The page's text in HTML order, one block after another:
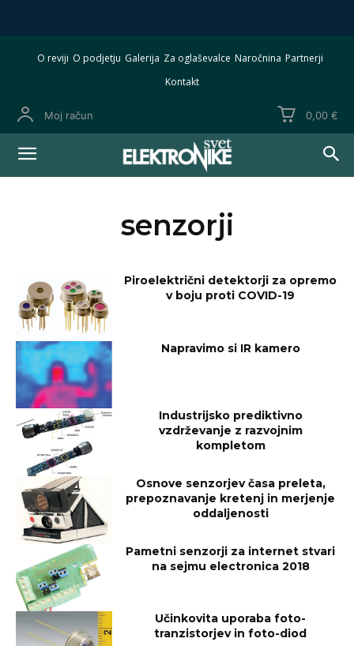
O reviji O podjetju Galerija Za oglaševalce Naročnina Partnerji
Kontakt
Moj račun 0,00 €
senzorji
Piroelektrični detektorji za opremo
v boju proti COVID-19
Napravimo si IR kamero
Industrijsko prediktivno
vzdrževanje z razvojnim
kompletom
Osnove senzorjev časa preleta,
prepoznavanje kretenj in merjenje
oddaljenosti
Pametni senzorji za internet stvari
na sejmu electronica 2018
Učinkovita uporaba foto-
tranzistorjev in foto-diod